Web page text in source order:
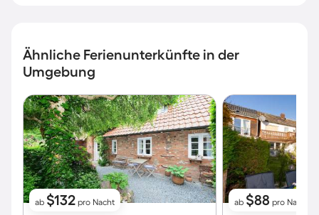
Ähnliche Ferienunterkünfte in der
Umgebung
ab $132 pro Nacht
ab $88 pro Nacht